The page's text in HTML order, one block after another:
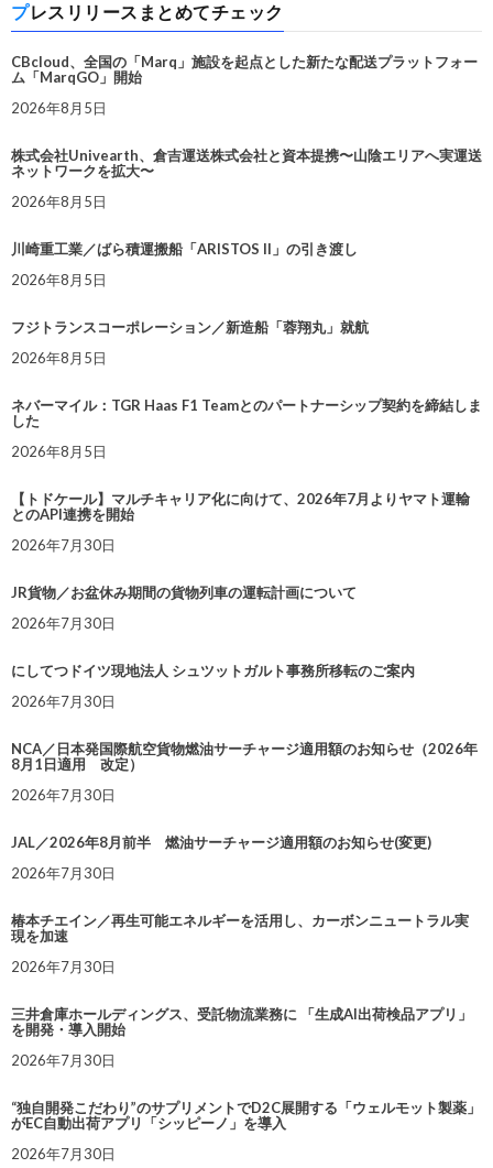
プレスリリースまとめてチェック
CBcloud、全国の「Marq」施設を起点とした新たな配送プラットフォー
ム「MarqGO」開始
2026年8月5日
株式会社Univearth、倉吉運送株式会社と資本提携〜山陰エリアへ実運送
ネットワークを拡大〜
2026年8月5日
川崎重工業／ばら積運搬船「ARISTOS II」の引き渡し
2026年8月5日
フジトランスコーポレーション／新造船「蓉翔丸」就航
2026年8月5日
ネバーマイル：TGR Haas F1 Teamとのパートナーシップ契約を締結しま
した
2026年8月5日
【トドケール】マルチキャリア化に向けて、2026年7月よりヤマト運輸
とのAPI連携を開始
2026年7月30日
JR貨物／お盆休み期間の貨物列車の運転計画について
2026年7月30日
にしてつドイツ現地法人 シュツットガルト事務所移転のご案内
2026年7月30日
NCA／日本発国際航空貨物燃油サーチャージ適用額のお知らせ（2026年
8月1日適用 改定）
2026年7月30日
JAL／2026年8月前半 燃油サーチャージ適用額のお知らせ(変更)
2026年7月30日
椿本チエイン／再生可能エネルギーを活用し、カーボンニュートラル実
現を加速
2026年7月30日
三井倉庫ホールディングス、受託物流業務に 「生成AI出荷検品アプリ」
を開発・導入開始
2026年7月30日
“独自開発こだわり”のサプリメントでD2C展開する「ウェルモット製薬」
がEC自動出荷アプリ「シッピーノ」を導入
2026年7月30日